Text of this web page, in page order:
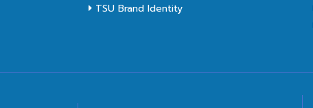
TSU Brand Identity